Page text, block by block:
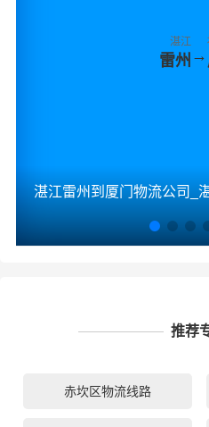
湛江
雷州 →
湛江雷州到厦门物流公司_
推荐
赤坎区物流线路